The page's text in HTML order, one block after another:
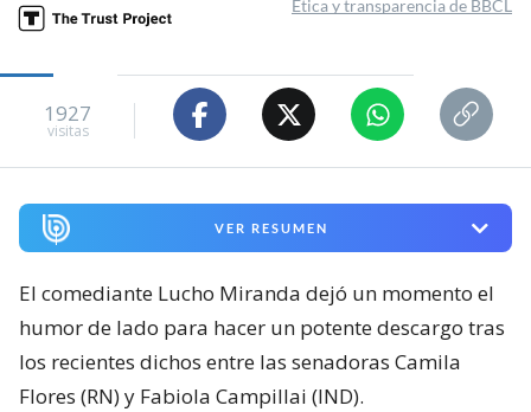
Ética y transparencia de BBCL
1927
visitas
VER RESUMEN
El comediante Lucho Miranda dejó un momento el
humor de lado para hacer un potente descargo tras
los recientes dichos entre las senadoras Camila
Flores (RN) y Fabiola Campillai (IND).